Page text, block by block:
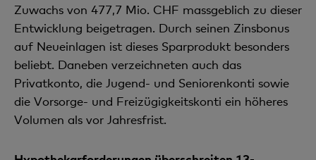
Zuwachs von 477,7 Mio. CHF massgeblich zu dieser
Entwicklung beigetragen. Durch seinen Zinsbonus
auf Neueinlagen ist dieses Sparprodukt besonders
beliebt. Daneben verzeichneten auch das
Privatkonto, die Jugend- und Seniorenkonti sowie
die Vorsorge- und Freizügigkeitskonti ein höheres
Volumen als vor Jahresfrist.